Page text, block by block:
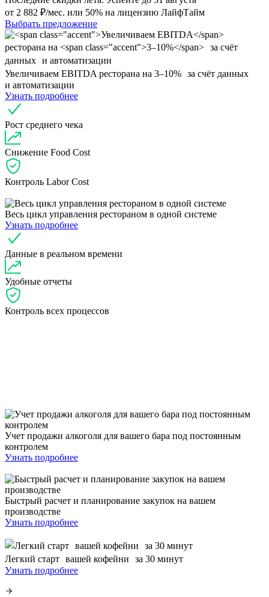
от 2 882 ₽/мес. или 50% на лицензию ЛайфТайм
Выбрать предложение
Увеличиваем EBITDA ресторана на 3–10% за счёт данных
и автоматизации
Узнать подробнее
Рост среднего чека
Снижение Food Cost
Контроль Labor Cost
Весь цикл управления рестораном в одной системе
Узнать подробнее
Данные в реальном времени
Удобные отчеты
Контроль всех процессов
Учет продажи алкоголя для вашего бара под постоянным
контролем
Узнать подробнее
Быстрый расчет и планирование закупок на вашем
производстве
Узнать подробнее
Легкий старт вашей кофейни за 30 минут
Узнать подробнее